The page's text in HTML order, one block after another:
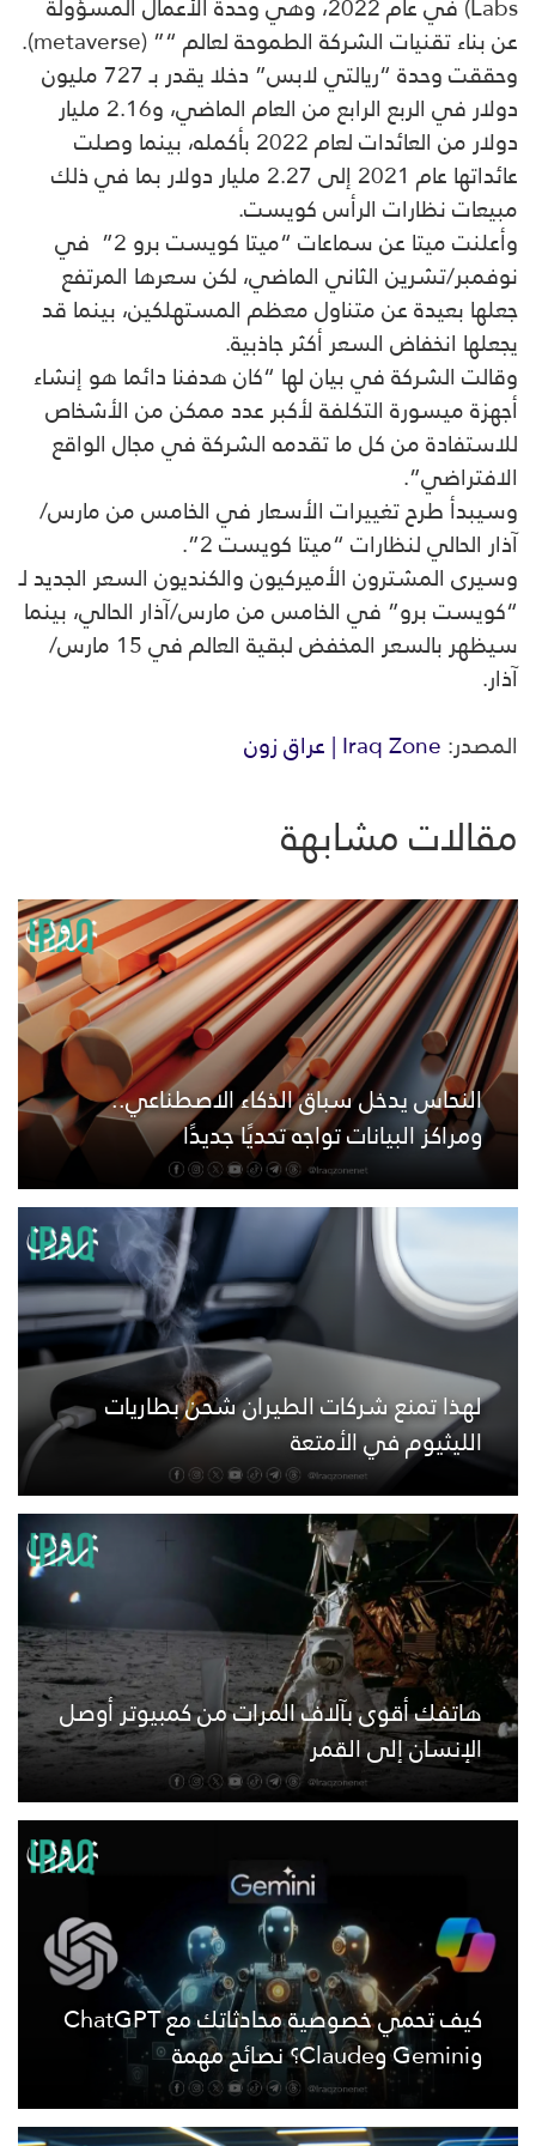
عن بناء تقنيات الشركة الطموحة لعالم “” (metaverse).
وحققت وحدة “ريالتي لابس” دخلا يقدر بـ 727 مليون
دولار في الربع الرابع من العام الماضي، و2.16 مليار
دولار من العائدات لعام 2022 بأكمله، بينما وصلت
عائداتها عام 2021 إلى 2.27 مليار دولار بما في ذلك
مبيعات نظارات الرأس كويست.
وأعلنت ميتا عن سماعات “ميتا كويست برو 2” في
نوفمبر/تشرين الثاني الماضي، لكن سعرها المرتفع
جعلها بعيدة عن متناول معظم المستهلكين، بينما قد
يجعلها انخفاض السعر أكثر جاذبية.
وقالت الشركة في بيان لها “كان هدفنا دائما هو إنشاء
أجهزة ميسورة التكلفة لأكبر عدد ممكن من الأشخاص
للاستفادة من كل ما تقدمه الشركة في مجال الواقع
الافتراضي”.
وسيبدأ طرح تغييرات الأسعار في الخامس من مارس/
آذار الحالي لنظارات “ميتا كويست 2”.
وسيرى المشترون الأميركيون والكنديون السعر الجديد لـ
“كويست برو” في الخامس من مارس/آذار الحالي، بينما
سيظهر بالسعر المخفض لبقية العالم في 15 مارس/
آذار.
المصدر:Iraq Zone | عراق زون
مقالات مشابهة
النحاس يدخل سباق الذكاء الاصطناعي..
ومراكز البيانات تواجه تحديًا جديدًا
لهذا تمنع شركات الطيران شحن بطاريات
الليثيوم في الأمتعة
هاتفك أقوى بآلاف المرات من كمبيوتر أوصل
الإنسان إلى القمر
كيف تحمي خصوصية محادثاتك مع ChatGPT
وGemini وClaude؟ نصائح مهمة